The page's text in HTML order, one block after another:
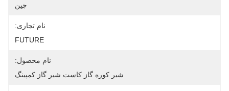
چین
نام تجاری:
FUTURE
نام محصول:
شیر کوره گاز کاست شیر ​​گاز کمپینگ